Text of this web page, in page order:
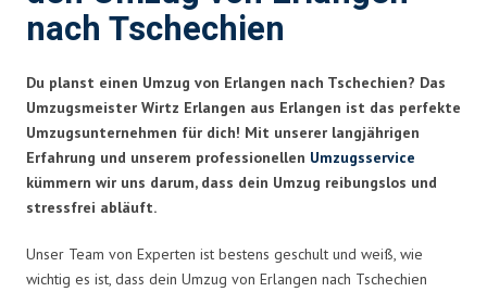
nach Tschechien
Du planst einen Umzug von Erlangen nach Tschechien? Das
Umzugsmeister Wirtz Erlangen aus Erlangen ist das perfekte
Umzugsunternehmen für dich! Mit unserer langjährigen
Erfahrung und unserem professionellen Umzugsservice
kümmern wir uns darum, dass dein Umzug reibungslos und
stressfrei abläuft.
Unser Team von Experten ist bestens geschult und weiß, wie
wichtig es ist, dass dein Umzug von Erlangen nach Tschechien